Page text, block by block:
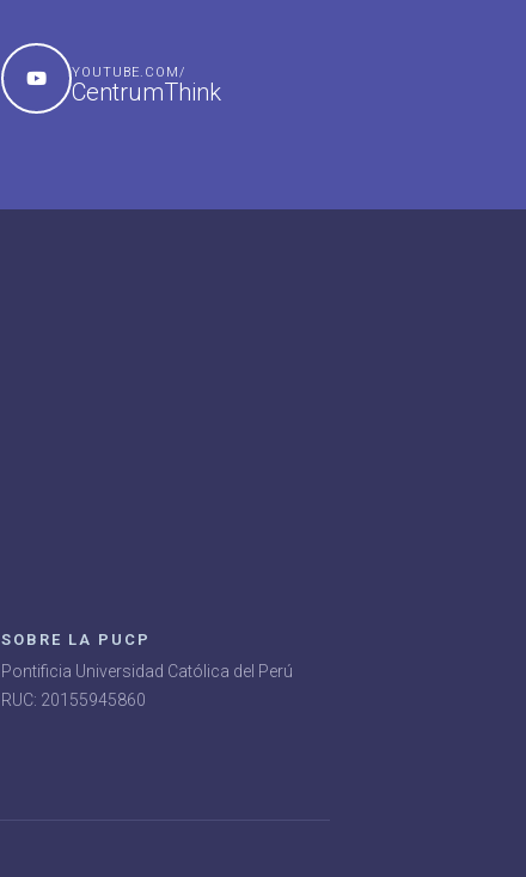
YOUTUBE.COM/
CentrumThink
SOBRE LA PUCP
Pontificia Universidad Católica del Perú
RUC: 20155945860